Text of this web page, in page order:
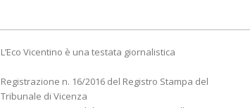
L’Eco Vicentino è una testata giornalistica
Registrazione n. 16/2016 del Registro Stampa del
Tribunale di Vicenza